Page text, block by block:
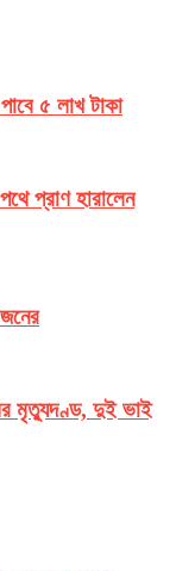
৫ লাখ টাকা
প্রাণ হারালেন
মৃত্যুদণ্ড, দুই ভাই